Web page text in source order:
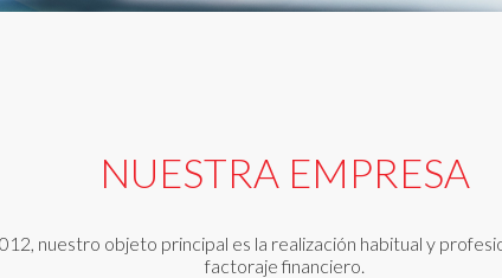
NUESTRA EMPRESA
nuestro objeto principal es la realización habitual y
factoraje financiero.